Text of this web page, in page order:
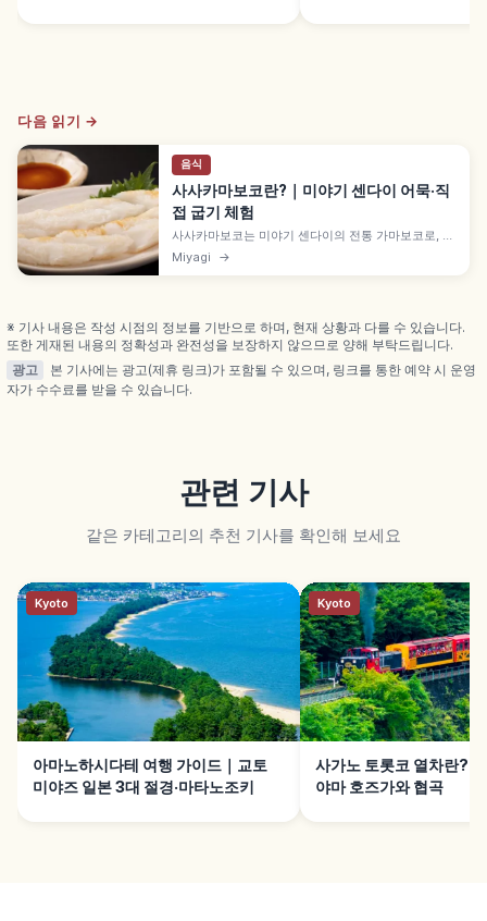
다음 읽기 →
음식
사사카마보코란?｜미야기 센다이 어묵·직
접 굽기 체험
사사카마보코는 미야기 센다이의 전통 가마보코로, 다
테 가문 문장 '대나무와 참새'에서 이름이 유래합니다.
흰살생선(명태 등)을 갈아 대나무 잎 모양으로 구워 노
Miyagi →
※ 기사 내용은 작성 시점의 정보를 기반으로 하며, 현재 상황과 다를 수 있습니다.
또한 게재된 내용의 정확성과 완전성을 보장하지 않으므로 양해 부탁드립니다.
광고
본 기사에는 광고(제휴 링크)가 포함될 수 있으며, 링크를 통한 예약 시 운영
자가 수수료를 받을 수 있습니다.
관련 기사
같은 카테고리의 추천 기사를 확인해 보세요
Kyoto
아마노하시다테 여행 가이드｜교토
미야즈 일본 3대 절경·마타노조키
Kyoto
사가노 토롯코 열차란?
야마 호즈가와 협곡